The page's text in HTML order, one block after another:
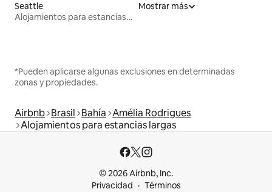
Seattle
Alojamientos para estancias largas
Mostrar más
*Pueden aplicarse algunas exclusiones en determinadas
zonas y propiedades.
Airbnb Brasil Bahía Amélia Rodrigues
Alojamientos para estancias largas
© 2026 Airbnb, Inc.
Privacidad
Términos